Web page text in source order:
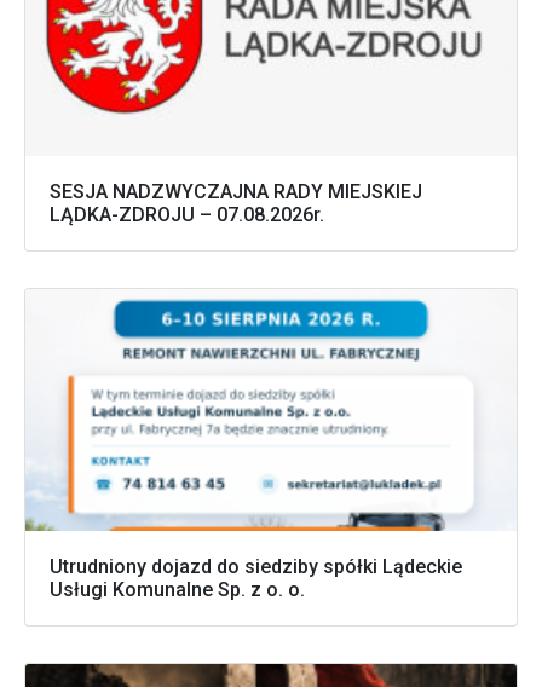
SESJA NADZWYCZAJNA RADY MIEJSKIEJ
LĄDKA-ZDROJU – 07.08.2026r.
Utrudniony dojazd do siedziby spółki Lądeckie
Usługi Komunalne Sp. z o. o.